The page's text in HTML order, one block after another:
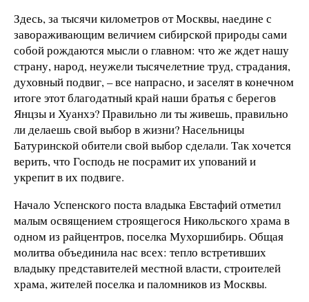
Здесь, за тысячи километров от Москвы, наедине с
завораживающим величием сибирской природы сами
собой рождаются мысли о главном: что же ждет нашу
страну, народ, неужели тысячелетние труд, страдания,
духовный подвиг, – все напрасно, и заселят в конечном
итоге этот благодатный край наши братья с берегов
Янцзы и Хуанхэ? Правильно ли ты живешь, правильно
ли делаешь свой выбор в жизни? Насельницы
Батуринской обители свой выбор сделали. Так хочется
верить, что Господь не посрамит их упований и
укрепит в их подвиге.
Начало Успенского поста владыка Евстафий отметил
малым освящением строящегося Никольского храма в
одном из райцентров, поселка Мухоршибирь. Общая
молитва объединила нас всех: тепло встретивших
владыку представителей местной власти, строителей
храма, жителей поселка и паломников из Москвы.